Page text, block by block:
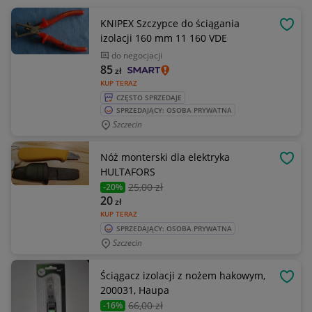
KNIPEX Szczypce do ściągania
izolacji 160 mm 11 160 VDE
do negocjacji
KUP TERAZ
85zł
CZĘSTO SPRZEDAJE
SPRZEDAJĄCY: OSOBA PRYWATNA
Szczecin
Nóż monterski dla elektryka
HULTAFORS
-20% 25,00 zł
KUP TERAZ
20zł
SPRZEDAJĄCY: OSOBA PRYWATNA
Szczecin
Ściągacz izolacji z nożem hakowym,
200031, Haupa
-16% 66,00 zł